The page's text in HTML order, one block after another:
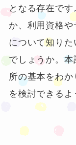
となる存在で
か、利用資格
について知り
でしょうか。
所の基本をわ
を検討できるよ